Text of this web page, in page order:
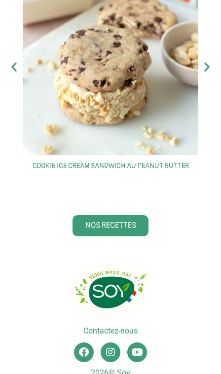
COOKIE ICE CREAM SANDWICH AU PEANUT BUTTER
NOS RECETTES
Contactez-nous